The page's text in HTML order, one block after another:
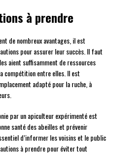
à prendre
de nombreux avantages, il est
pour assurer leur succès. Il faut
aient suffisamment de ressources
compétition entre elles. Il est
adapté pour la ruche, à
par un apiculteur expérimenté est
santé des abeilles et prévenir
d’informer les voisins et le public
à prendre pour éviter tout